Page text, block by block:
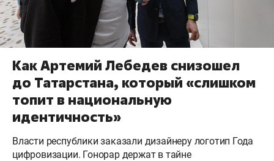
Как Артемий Лебедев снизошел
до Татарстана, который «слишком
топит в национальную
идентичность»
Власти республики заказали дизайнеру логотип Года
цифровизации. Гонорар держат в тайне